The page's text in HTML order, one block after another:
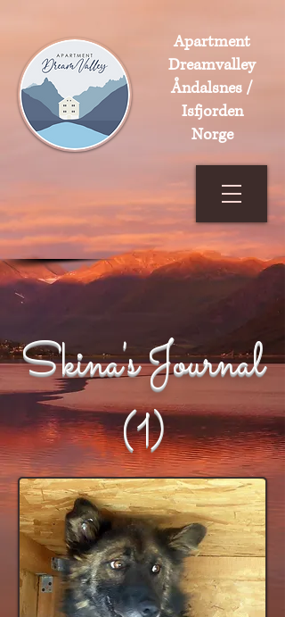
Apartment
Dreamvalley
Åndalsnes /
Isfjorden
Norge
Skina's Journal
(1)